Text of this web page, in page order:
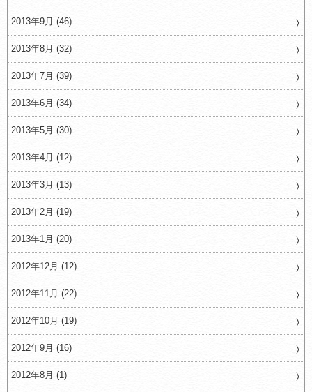
2013年9月 (46)
2013年8月 (32)
2013年7月 (39)
2013年6月 (34)
2013年5月 (30)
2013年4月 (12)
2013年3月 (13)
2013年2月 (19)
2013年1月 (20)
2012年12月 (12)
2012年11月 (22)
2012年10月 (19)
2012年9月 (16)
2012年8月 (1)